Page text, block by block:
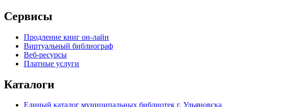
Сервисы
Продление книг он-лайн
Виртуальный библиограф
Веб-ресурсы
Платные услуги
Каталоги
Единый каталог муниципальных библиотек г. Ульяновска